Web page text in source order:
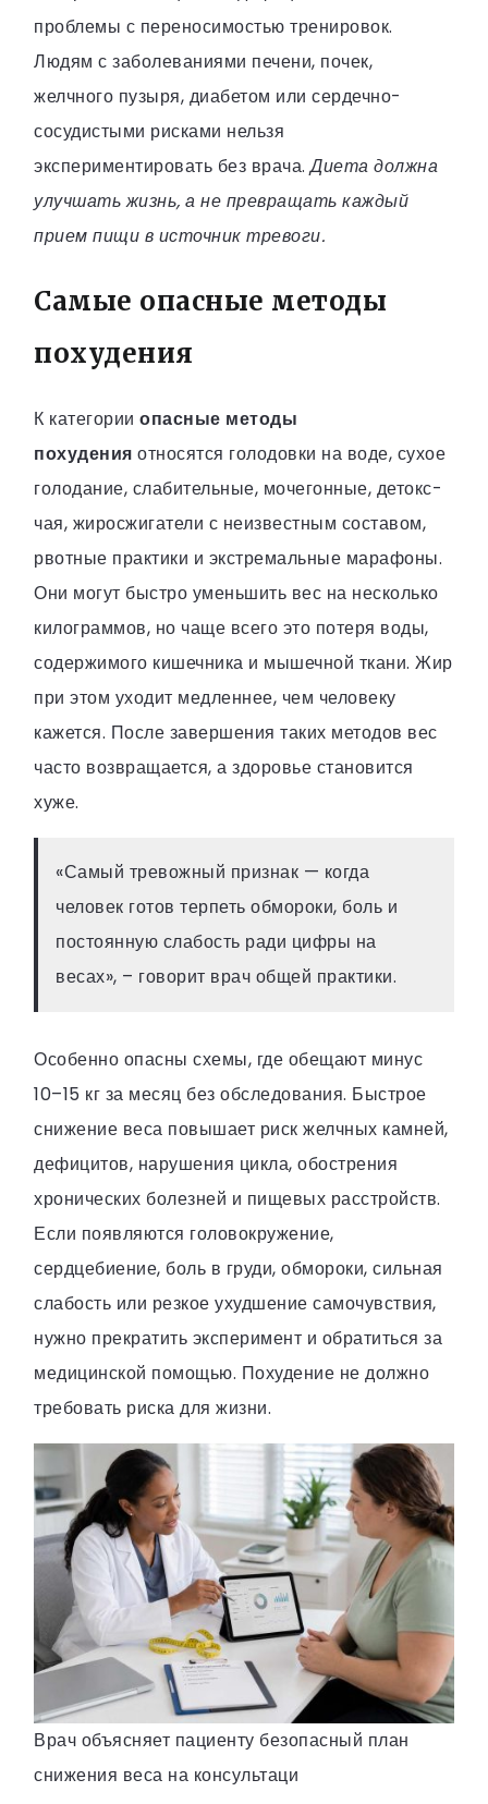
проблемы с переносимостью тренировок.
Людям с заболеваниями печени, почек,
желчного пузыря, диабетом или сердечно-
сосудистыми рисками нельзя
экспериментировать без врача.Диета должна
улучшать жизнь, а не превращать каждый
прием пищи в источник тревоги.
Самые опасные методы
похудения
К категории опасные методы
похудения относятся голодовки на воде, сухое
голодание, слабительные, мочегонные, детокс-
чая, жиросжигатели с неизвестным составом,
рвотные практики и экстремальные марафоны.
Они могут быстро уменьшить вес на несколько
килограммов, но чаще всего это потеря воды,
содержимого кишечника и мышечной ткани. Жир
при этом уходит медленнее, чем человеку
кажется. После завершения таких методов вес
часто возвращается, а здоровье становится
хуже.
«Самый тревожный признак — когда
человек готов терпеть обмороки, боль и
постоянную слабость ради цифры на
весах», – говорит врач общей практики.
Особенно опасны схемы, где обещают минус
10–15 кг за месяц без обследования. Быстрое
снижение веса повышает риск желчных камней,
дефицитов, нарушения цикла, обострения
хронических болезней и пищевых расстройств.
Если появляются головокружение,
сердцебиение, боль в груди, обмороки, сильная
слабость или резкое ухудшение самочувствия,
нужно прекратить эксперимент и обратиться за
медицинской помощью. Похудение не должно
требовать риска для жизни.
Врач объясняет пациенту безопасный план
снижения веса на консультаци